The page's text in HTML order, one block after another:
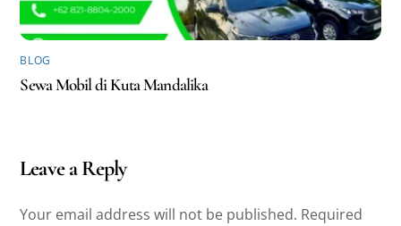
BLOG
Sewa Mobil di Kuta Mandalika
Leave a Reply
Your email address will not be published. Required